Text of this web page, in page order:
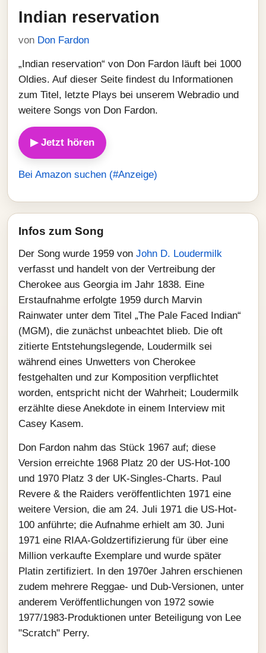
Indian reservation
von Don Fardon
„Indian reservation“ von Don Fardon läuft bei 1000
Oldies. Auf dieser Seite findest du Informationen
zum Titel, letzte Plays bei unserem Webradio und
weitere Songs von Don Fardon.
▶ Jetzt hören
Bei Amazon suchen (#Anzeige)
Infos zum Song
Der Song wurde 1959 von John D. Loudermilk
verfasst und handelt von der Vertreibung der
Cherokee aus Georgia im Jahr 1838. Eine
Erstaufnahme erfolgte 1959 durch Marvin
Rainwater unter dem Titel „The Pale Faced Indian“
(MGM), die zunächst unbeachtet blieb. Die oft
zitierte Entstehungslegende, Loudermilk sei
während eines Unwetters von Cherokee
festgehalten und zur Komposition verpflichtet
worden, entspricht nicht der Wahrheit; Loudermilk
erzählte diese Anekdote in einem Interview mit
Casey Kasem.
Don Fardon nahm das Stück 1967 auf; diese
Version erreichte 1968 Platz 20 der US-Hot-100
und 1970 Platz 3 der UK-Singles-Charts. Paul
Revere & the Raiders veröffentlichten 1971 eine
weitere Version, die am 24. Juli 1971 die US-Hot-
100 anführte; die Aufnahme erhielt am 30. Juni
1971 eine RIAA-Goldzertifizierung für über eine
Million verkaufte Exemplare und wurde später
Platin zertifiziert. In den 1970er Jahren erschienen
zudem mehrere Reggae- und Dub-Versionen, unter
anderem Veröffentlichungen von 1972 sowie
1977/1983-Produktionen unter Beteiligung von Lee
"Scratch" Perry.